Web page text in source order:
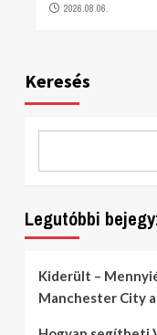
2026.08.06.
Keresés
Legutóbbi
Kiderült –
Manchester City